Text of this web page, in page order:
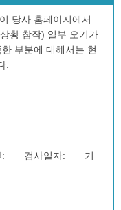
당사 홈페이지에서
황 참작) 일부 오기가
부분에 대해서는 현
.
: 검사일자: 기